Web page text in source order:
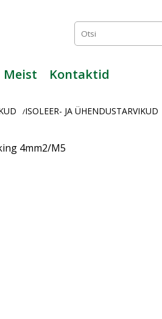
Meist Kontaktid
/ISOLEER- JA ÜHENDUSTARVIKUD